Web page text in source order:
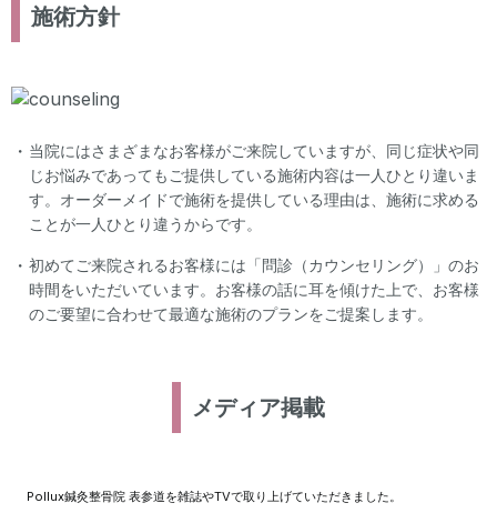
施術方針
・ 当院にはさまざまなお客様がご来院していますが、同じ症状や同
じお悩みであってもご提供している施術内容は一人ひとり違いま
す。オーダーメイドで施術を提供している理由は、施術に求める
ことが一人ひとり違うからです。
・ 初めてご来院されるお客様には「問診（カウンセリング）」のお
時間をいただいています。お客様の話に耳を傾けた上で、お客様
のご要望に合わせて最適な施術のプランをご提案します。
メディア掲載
Pollux鍼灸整骨院 表参道を雑誌やTVで取り上げていただきました。